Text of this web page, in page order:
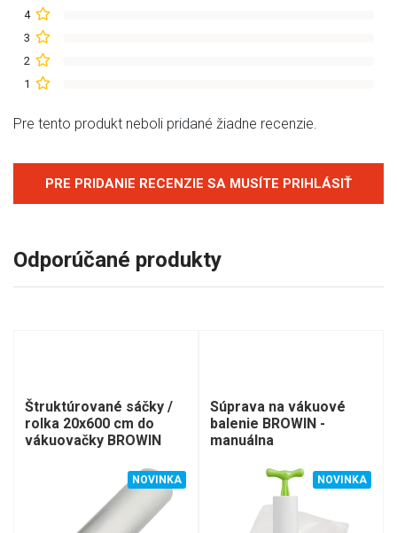
4
3
2
1
Pre tento produkt neboli pridané žiadne recenzie.
PRE PRIDANIE RECENZIE SA MUSÍTE PRIHLÁSIŤ
Odporúčané produkty
Štruktúrované sáčky /
rolka 20x600 cm do
vákuovačky BROWIN
NOVINKA
Súprava na vákuové
balenie BROWIN -
manuálna
NOVINKA